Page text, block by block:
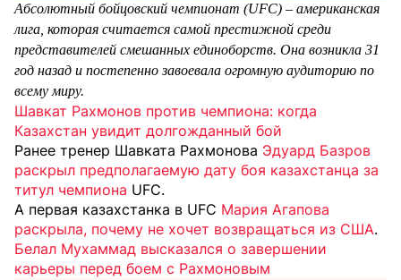
Абсолютный бойцовский чемпионат (UFC) – американская
лига, которая считается самой престижной среди
представителей смешанных единоборств. Она возникла 31
год назад и постепенно завоевала огромную аудиторию по
всему миру.
Шавкат Рахмонов против чемпиона: когда
Казахстан увидит долгожданный бой
Ранее тренер Шавката Рахмонова Эдуард Базров
раскрыл предполагаемую дату боя казахстанца за
титул чемпиона UFC.
А первая казахстанка в UFC Мария Агапова
раскрыла, почему не хочет возвращаться из США.
Белал Мухаммад высказался о завершении
карьеры перед боем с Рахмоновым